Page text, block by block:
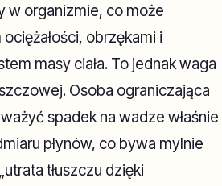
w organizmie, co może
obrzękami i
masy ciała. To jednak waga
Osoba ograniczająca
spadek na wadze właśnie
płynów, co bywa mylnie
tłuszczu dzięki